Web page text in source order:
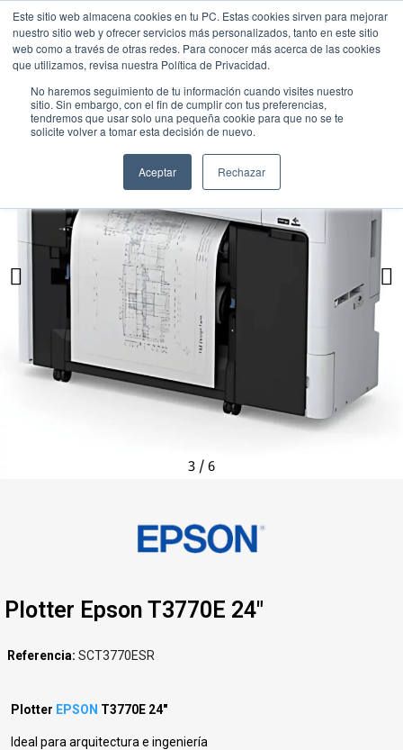
Este sitio web almacena cookies en tu PC. Estas cookies sirven para mejorar
nuestro sitio web y ofrecer servicios más personalizados, tanto en este sitio
web como a través de otras redes. Para conocer más acerca de las cookies
que utilizamos, revisa nuestra Política de Privacidad.
No haremos seguimiento de tu información cuando visites nuestro
sitio. Sin embargo, con el fin de cumplir con tus preferencias,
tendremos que usar solo una pequeña cookie para que no se te
solicite volver a tomar esta decisión de nuevo.
Aceptar Rechazar
3 / 6
Plotter Epson T3770E 24"
Referencia SCT3770ESR
Plotter EPSON T3770E 24"
Ideal para arquitectura e ingeniería